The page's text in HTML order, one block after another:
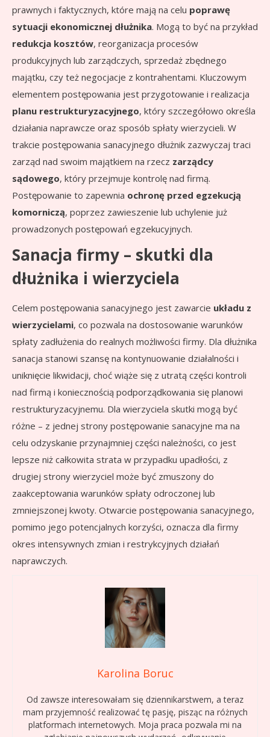
prawnych i faktycznych, które mają na celu poprawę
sytuacji ekonomicznej dłużnika. Mogą to być na przykład
redukcja kosztów, reorganizacja procesów
produkcyjnych lub zarządczych, sprzedaż zbędnego
majątku, czy też negocjacje z kontrahentami. Kluczowym
elementem postępowania jest przygotowanie i realizacja
planu restrukturyzacyjnego, który szczegółowo określa
działania naprawcze oraz sposób spłaty wierzycieli. W
trakcie postępowania sanacyjnego dłużnik zazwyczaj traci
zarząd nad swoim majątkiem na rzecz zarządcy
sądowego, który przejmuje kontrolę nad firmą.
Postępowanie to zapewnia ochronę przed egzekucją
komorniczą, poprzez zawieszenie lub uchylenie już
prowadzonych postępowań egzekucyjnych.
Sanacja firmy – skutki dla
dłużnika i wierzyciela
Celem postępowania sanacyjnego jest zawarcie układu z
wierzycielami, co pozwala na dostosowanie warunków
spłaty zadłużenia do realnych możliwości firmy. Dla dłużnika
sanacja stanowi szansę na kontynuowanie działalności i
uniknięcie likwidacji, choć wiąże się z utratą części kontroli
nad firmą i koniecznością podporządkowania się planowi
restrukturyzacyjnemu. Dla wierzyciela skutki mogą być
różne – z jednej strony postępowanie sanacyjne ma na
celu odzyskanie przynajmniej części należności, co jest
lepsze niż całkowita strata w przypadku upadłości, z
drugiej strony wierzyciel może być zmuszony do
zaakceptowania warunków spłaty odroczonej lub
zmniejszonej kwoty. Otwarcie postępowania sanacyjnego,
pomimo jego potencjalnych korzyści, oznacza dla firmy
okres intensywnych zmian i restrykcyjnych działań
naprawczych.
Karolina Boruc
Od zawsze interesowałam się dziennikarstwem, a teraz
mam przyjemność realizować tę pasję, pisząc na różnych
platformach internetowych. Moja praca pozwala mi na